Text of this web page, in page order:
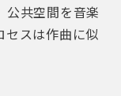
公共空間を音楽
セスは作曲に似